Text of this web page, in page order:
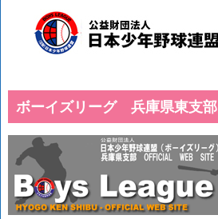
ボーイズリーグ 兵庫県東支部